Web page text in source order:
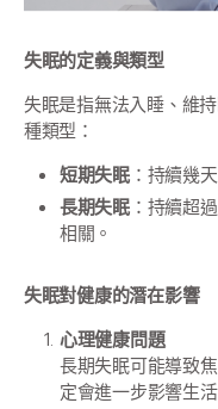
失眠的定義與類型
失眠是指無法入睡、維
種類型：
短期失眠：持續幾
長期失眠：持續超
相關。
失眠對健康的潛在影響
心理健康問題
長期失眠可能導致
定會進一步影響生